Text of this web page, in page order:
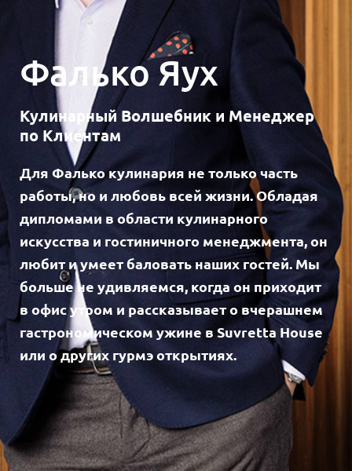
Фалько Яух
Кулинарный Волшебник и Менеджер
по Клиентам
Для Фалько кулинария не только часть
работы, но и любовь всей жизни. Обладая
дипломами в области кулинарного
искусства и гостиничного менеджмента, он
любит и умеет баловать наших гостей. Мы
больше не удивляемся, когда он приходит
в офис утром и рассказывает о вчерашнем
гастрономическом ужине в Suvretta House
или о других гурмэ открытиях.